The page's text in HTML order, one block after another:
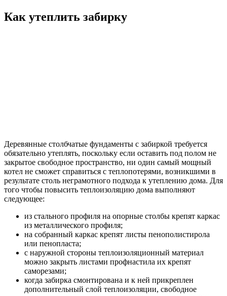
Как утеплить забирку
Деревянные столбчатые фундаменты с забиркой требуется
обязательно утеплять, поскольку если оставить под полом не
закрытое свободное пространство, ни один самый мощный
котел не сможет справиться с теплопотерями, возникшими в
результате столь неграмотного подхода к утеплению дома. Для
того чтобы повысить теплоизоляцию дома выполняют
следующее:
из стального профиля на опорные столбы крепят каркас
из металлического профиля;
на собранный каркас крепят листы пенополистирола
или пенопласта;
с наружной стороны теплоизоляционный материал
можно закрыть листами профнастила их крепят
саморезами;
когда забирка смонтирована и к ней прикреплен
дополнительный слой теплоизоляции, свободное